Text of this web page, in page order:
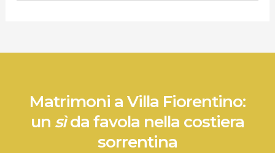
c
Matrimoni a Villa Fiorentino:
un sìda favola nella costiera
sorrentina